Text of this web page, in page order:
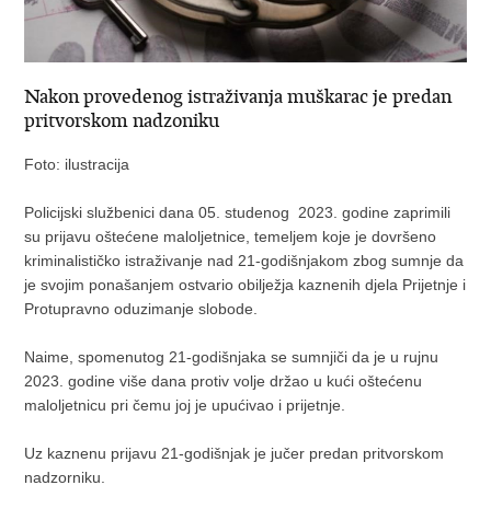
Nakon provedenog istraživanja muškarac je predan
pritvorskom nadzoniku
Foto: ilustracija
Policijski službenici dana 05. studenog 2023. godine zaprimili
su prijavu oštećene maloljetnice, temeljem koje je dovršeno
kriminalističko istraživanje nad 21-godišnjakom zbog sumnje da
je svojim ponašanjem ostvario obilježja kaznenih djela Prijetnje i
Protupravno oduzimanje slobode.
Naime, spomenutog 21-godišnjaka se sumnjiči da je u rujnu
2023. godine više dana protiv volje držao u kući oštećenu
maloljetnicu pri čemu joj je upućivao i prijetnje.
Uz kaznenu prijavu 21-godišnjak je jučer predan pritvorskom
nadzorniku.